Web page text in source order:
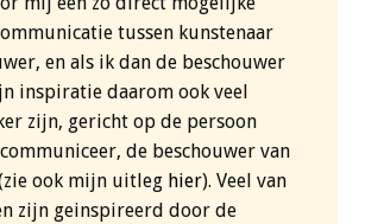
tussen kunstenaar
en als ik dan de beschouwer
inspiratie daarom ook veel
zijn, gericht op de persoon
de beschouwer van
ook mijn uitleg hier). Veel van
zijn geinspireerd door de